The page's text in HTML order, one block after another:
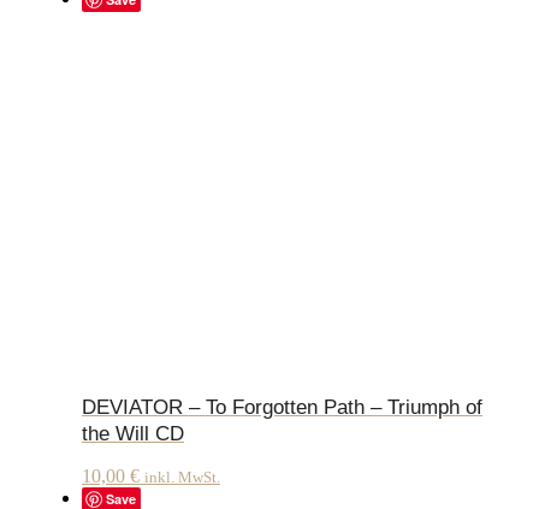
DEVIATOR – To Forgotten Path – Triumph of
the Will CD
10,00 € inkl. MwSt.
Save